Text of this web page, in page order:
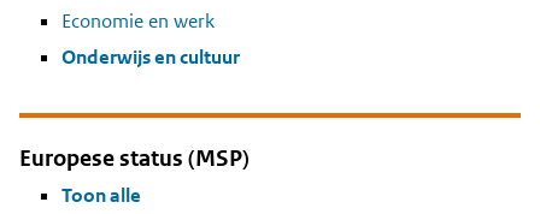
Economie en werk
Onderwijs en cultuur
Europese status (MSP)
Toon alle